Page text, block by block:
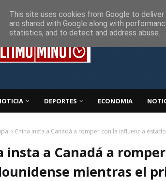
DEPORTES ECONOMIA
China insta a Canadá a romper con la influencia
insta a Canadá a
mientras el
This site uses cookies from Google to
are shared with Google along with
statistics, and to detect and address abuse.